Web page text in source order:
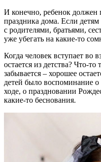
И конечно, ребенок должен
праздника дома. Если детям
с родителями, братьями,
уже убегать на какие-то
Когда человек вступает во
остается из детства? Что-
забывается – хорошее
детей было воспоминание
ходе, о праздновании
какие-то беснования.